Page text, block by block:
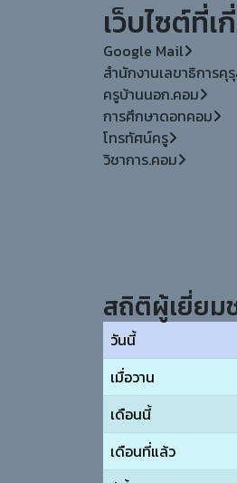
เว็บไซต์ที่เ
Google Mail
สำนักงานเลขาธิการคุ
ครูบ้านนอก.คอม
การศึกษาดอทคอม
โทรทัศน์ครู
วิชาการ.คอม
สถิติผู้เยี่ยม
วันนี้
เมื่อวาน
เดือนนี้
เดือนที่แล้ว